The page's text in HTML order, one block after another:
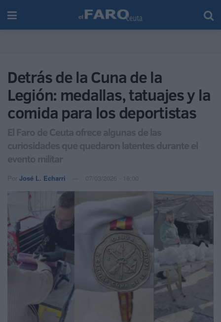
Detrás de la Cuna de la
Legión: medallas, tatuajes y la
comida para los deportistas
El Faro de Ceuta ofrece algunas de las
curiosidades que quedaron latentes durante el
evento militar
Por José L. Echarri 07/03/2026 - 16:00